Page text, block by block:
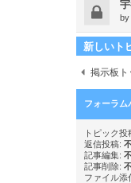
by
新しいト
掲示板ト
フォーラム
トピック投
返信投稿:
記事編集:
記事削除:
ファイル添